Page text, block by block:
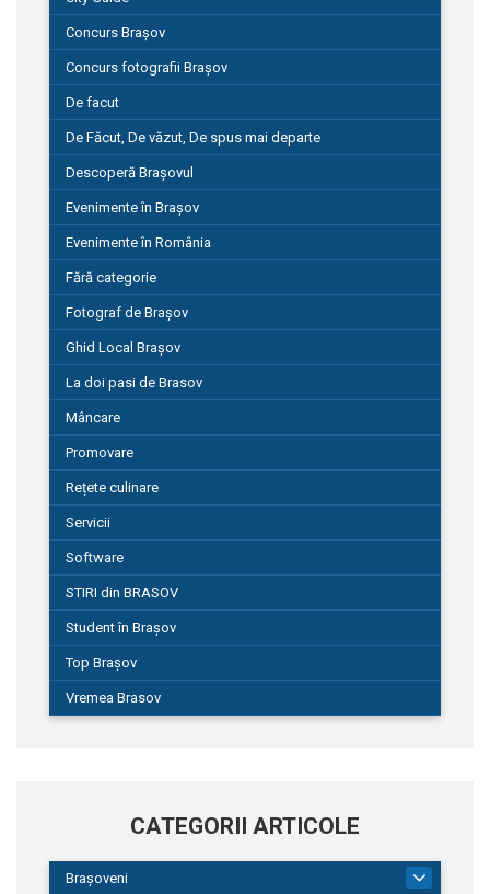
Concurs Brașov
Concurs fotografii Brașov
De facut
De Făcut, De văzut, De spus mai departe
Descoperă Brașovul
Evenimente în Brașov
Evenimente în România
Fără categorie
Fotograf de Brașov
Ghid Local Brașov
La doi pasi de Brasov
Mâncare
Promovare
Rețete culinare
Servicii
Software
STIRI din BRASOV
Student în Brașov
Top Brașov
Vremea Brasov
CATEGORII ARTICOLE
Brașoveni